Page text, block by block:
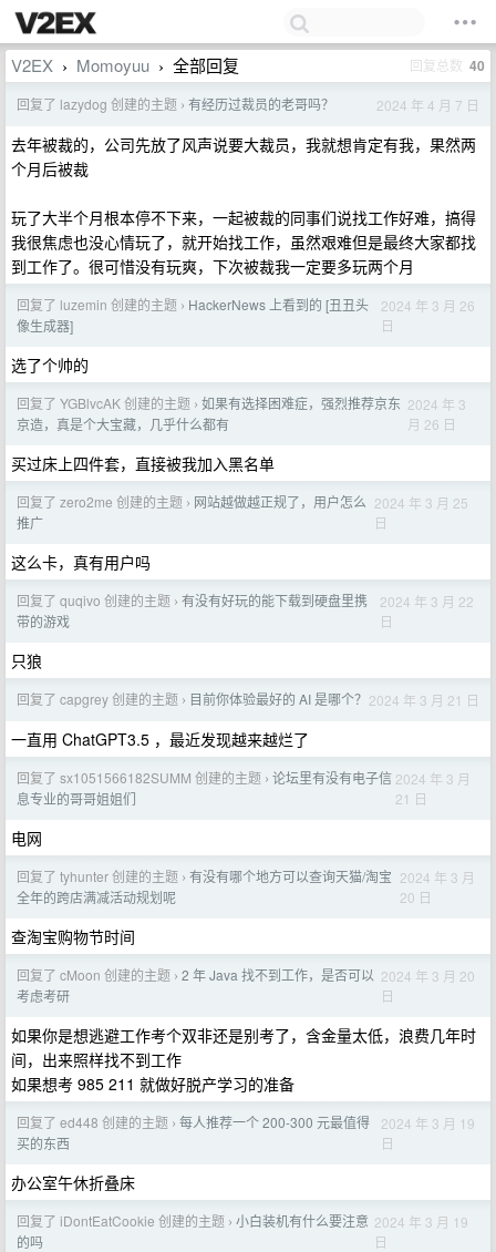
V2EX › Momoyuu › 全部回复 回复总数 40
回复了 lazydog 创建的主题 › 有经历过裁员的老哥吗？ 2024 年 4 月 7 日
去年被裁的，公司先放了风声说要大裁员，我就想肯定有我，果然两
个月后被裁
玩了大半个月根本停不下来，一起被裁的同事们说找工作好难，搞得
我很焦虑也没心情玩了，就开始找工作，虽然艰难但是最终大家都找
到工作了。很可惜没有玩爽，下次被裁我一定要多玩两个月
回复了 luzemin 创建的主题 › HackerNews 上看到的 [丑丑头
像生成器]
2024 年 3 月 26
日
选了个帅的
回复了 YGBlvcAK 创建的主题 › 如果有选择困难症，强烈推荐京东
京造，真是个大宝藏，几乎什么都有
2024 年 3
月 26 日
买过床上四件套，直接被我加入黑名单
回复了 zero2me 创建的主题 › 网站越做越正规了，用户怎么
推广
2024 年 3 月 25
日
这么卡，真有用户吗
回复了 quqivo 创建的主题 › 有没有好玩的能下载到硬盘里携
带的游戏
2024 年 3 月 22
日
只狼
回复了 capgrey 创建的主题 › 目前你体验最好的 AI 是哪个？ 2024 年 3 月 21 日
一直用 ChatGPT3.5 ，最近发现越来越烂了
回复了 sx1051566182SUMM 创建的主题 › 论坛里有没有电子信
息专业的哥哥姐姐们
2024 年 3 月
21 日
电网
回复了 tyhunter 创建的主题 › 有没有哪个地方可以查询天猫/淘宝
全年的跨店满减活动规划呢
2024 年 3 月
20 日
查淘宝购物节时间
回复了 cMoon 创建的主题 › 2 年 Java 找不到工作，是否可以
考虑考研
2024 年 3 月 20
日
如果你是想逃避工作考个双非还是别考了，含金量太低，浪费几年时
间，出来照样找不到工作
如果想考 985 211 就做好脱产学习的准备
回复了 ed448 创建的主题 › 每人推荐一个 200-300 元最值得
买的东西
2024 年 3 月 19
日
办公室午休折叠床
回复了 iDontEatCookie 创建的主题 › 小白装机有什么要注意
的吗
2024 年 3 月 19
日